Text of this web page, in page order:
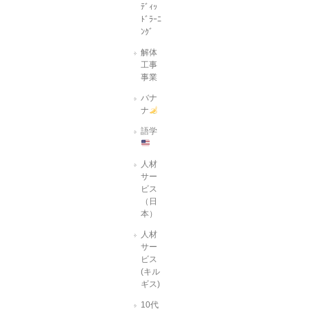
ﾃﾞｨｯ
ﾄﾞﾗｰﾆ
ﾝｸﾞ
解体
工事
事業
バナ
ナ
語学
人材
サー
ビス
（日
本）
人材
サー
ビス
(キル
ギス)
10代